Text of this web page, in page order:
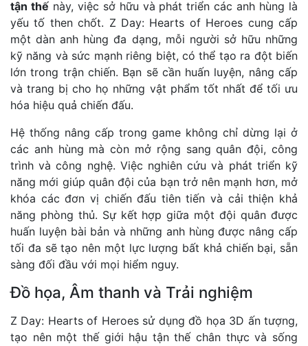
tận thếnày, việc sở hữu và phát triển các anh hùng là
yếu tố then chốt. Z Day: Hearts of Heroes cung cấp
một dàn anh hùng đa dạng, mỗi người sở hữu những
kỹ năng và sức mạnh riêng biệt, có thể tạo ra đột biến
lớn trong trận chiến. Bạn sẽ cần huấn luyện, nâng cấp
và trang bị cho họ những vật phẩm tốt nhất để tối ưu
hóa hiệu quả chiến đấu.
Hệ thống nâng cấp trong game không chỉ dừng lại ở
các anh hùng mà còn mở rộng sang quân đội, công
trình và công nghệ. Việc nghiên cứu và phát triển kỹ
năng mới giúp quân đội của bạn trở nên mạnh hơn, mở
khóa các đơn vị chiến đấu tiên tiến và cải thiện khả
năng phòng thủ. Sự kết hợp giữa một đội quân được
huấn luyện bài bản và những anh hùng được nâng cấp
tối đa sẽ tạo nên một lực lượng bất khả chiến bại, sẵn
sàng đối đầu với mọi hiểm nguy.
Đồ họa, Âm thanh và Trải nghiệm
Z Day: Hearts of Heroes sử dụng đồ họa 3D ấn tượng,
tạo nên một thế giới hậu tận thế chân thực và sống